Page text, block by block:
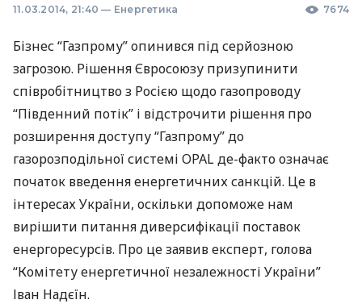
11.03.2014, 21:40 — Енергетика 7674
Бізнес “Газпрому” опинився під серйозною
загрозою. Рішення Євросоюзу призупинити
співробітництво з Росією щодо газопроводу
“Південний потік” і відстрочити рішення про
розширення доступу “Газпрому” до
газорозподільної системі OPALде-факто означає
початок введення енергетичних санкцій. Це в
інтересах України, оскільки допоможе нам
вирішити питання диверсифікації поставок
енергоресурсів. Про це заявив експерт, голова
“Комітету енергетичної незалежності України”
Іван Надєїн.